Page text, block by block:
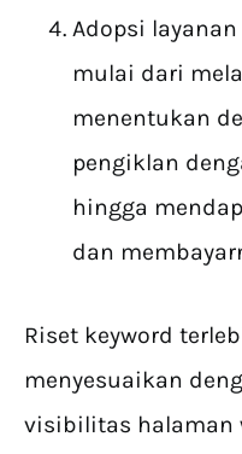
Adopsi
mulai dari
menentukan
pengiklan
hingga
dan
Riset keyword
menyesuaikan
visibilitas halaman